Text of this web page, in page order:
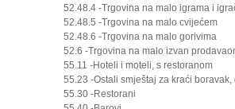
52.48.4 -Trgovina na malo igrama i
52.48.5 -Trgovina na malo cvijećem
52.48.6 -Trgovina na malo gorivima
52.6 -Trgovina na malo izvan
55.11 -Hoteli i moteli, s restoranom
55.23 -Ostali smještaj za kraći boravak,
55.30 -Restorani